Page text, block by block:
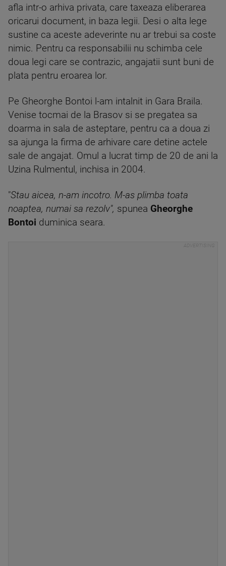
afla intr-o arhiva privata, care taxeaza eliberarea
oricarui document, in baza legii. Desi o alta lege
sustine ca aceste adeverinte nu ar trebui sa coste
nimic. Pentru ca responsabilii nu schimba cele
doua legi care se contrazic, angajatii sunt buni de
plata pentru eroarea lor.
Pe Gheorghe Bontoi l-am intalnit in Gara Braila.
Venise tocmai de la Brasov si se pregatea sa
doarma in sala de asteptare, pentru ca a doua zi
sa ajunga la firma de arhivare care detine actele
sale de angajat. Omul a lucrat timp de 20 de ani la
Uzina Rulmentul, inchisa in 2004.
"Stau aicea, n-am incotro. M-as plimba toata
noaptea, numai sa rezolv", spunea Gheorghe
Bontoi duminica seara.